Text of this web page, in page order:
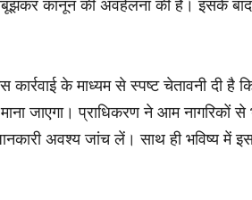
कानून की अवहेलना की है। इसके
के माध्यम से स्पष्ट चेतावनी दी है
जाएगा। प्राधिकरण ने आम नागरिकों
अवश्य जांच लें। साथ ही भविष्य में